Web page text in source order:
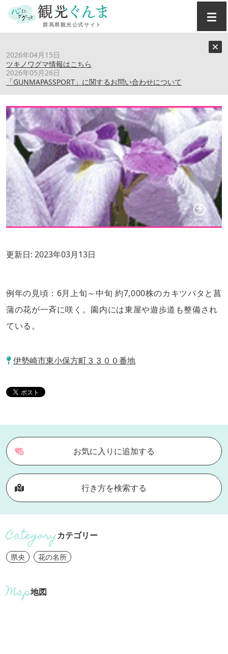
2026年04月15日
ツキノワグマ情報はこちら
2026年05月26日
「GUNMAPASSPORT」に関するお問い合わせについて
あずま水生植物公園
更新日: 2023年03月13日
例年の見頃：6月上旬～中旬 約7,000株のカキツバタと菖
蒲の花が一斉に咲く。園内には東屋や遊歩道も整備され
ている。
伊勢崎市東小保方町３３００番地
お気に入りに追加する
行き方を検索する
カテゴリー
県央 花の名所
地図